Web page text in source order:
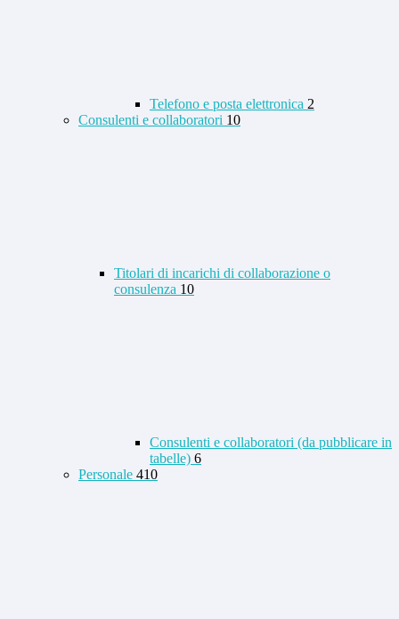
Telefono e posta elettronica 2
Consulenti e collaboratori 10
Titolari di incarichi di collaborazione o
consulenza 10
Consulenti e collaboratori (da pubblicare in
tabelle) 6
Personale 410